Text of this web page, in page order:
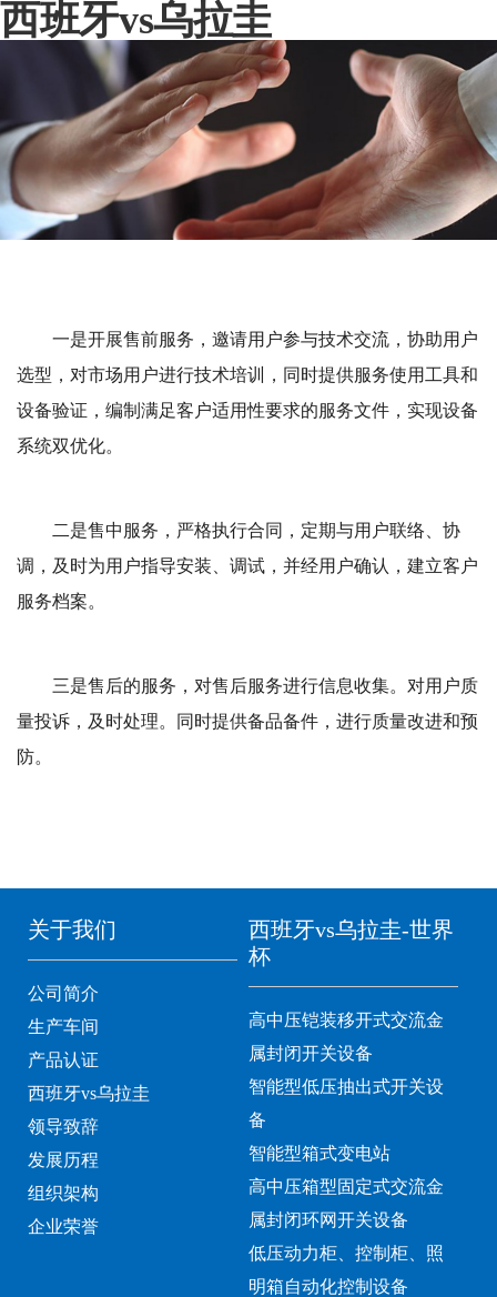
西班牙vs乌拉圭
一是开展售前服务，邀请用户参与技术交流，协助用户
选型，对市场用户进行技术培训，同时提供服务使用工具和
设备验证，编制满足客户适用性要求的服务文件，实现设备
系统双优化。
二是售中服务，严格执行合同，定期与用户联络、协
调，及时为用户指导安装、调试，并经用户确认，建立客户
服务档案。
三是售后的服务，对售后服务进行信息收集。对用户质
量投诉，及时处理。同时提供备品备件，进行质量改进和预
防。
关于我们
公司简介
生产车间
产品认证
西班牙vs乌拉圭
领导致辞
发展历程
组织架构
企业荣誉
西班牙vs乌拉圭-世界
杯
高中压铠装移开式交流金
属封闭开关设备
智能型低压抽出式开关设
备
智能型箱式变电站
高中压箱型固定式交流金
属封闭环网开关设备
低压动力柜、控制柜、照
明箱自动化控制设备